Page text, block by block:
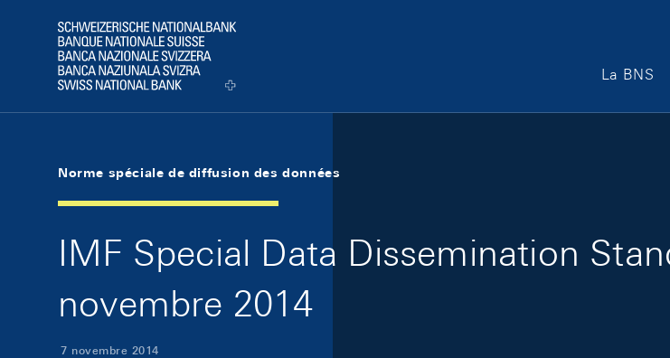
Logo
Main
La BNS
Norme spéciale de diffusion des données
IMF Special Data Dissemination
novembre 2014
7 novembre 2014